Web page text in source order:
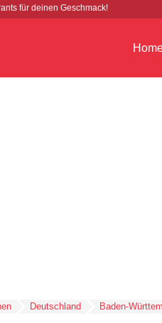
für deinen Geschmack!
Deutschland Baden-